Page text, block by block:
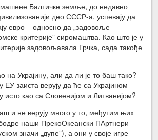
Балтичке земље, до недавно
део СССР-а, успевају да
евро – односно да „задовоље
критерије” сиромаштва. Као што је у
задовољавала Грчка, сада такође
на Украјину, али да ли је то баш тако?
ЕУ заиста верују да ће са Украјином
исто као са Словенијом и Литванијом?
и не верују много у то, међутим њих
наши ПрекоОкеански ПАртнери
значи „дупе”), а они у своје игре